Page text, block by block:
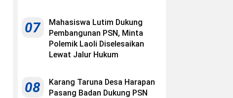
07
Mahasiswa Lutim Dukung
Pembangunan PSN, Minta
Polemik Laoli Diselesaikan
Lewat Jalur Hukum
08
Karang Taruna Desa Harapan
Pasang Badan Dukung PSN